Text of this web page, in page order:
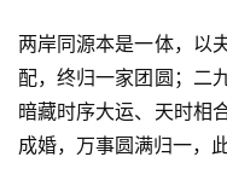
两岸同源本是一体，以
配，终归一家团圆；二
暗藏时序大运、天时相
成婚，万事圆满归一，